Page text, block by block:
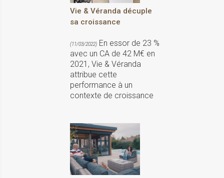
Vie & Véranda décuple
sa croissance
(11/03/2022) En essor de 23 %
avec un CA de 42 M€ en
2021, Vie & Véranda
attribue cette
performance à un
contexte de croissance